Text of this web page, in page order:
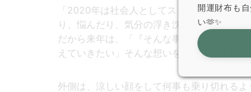
「2020年は社会人としてスタートした年
り、悩んだり、気分の浮き沈みが激しい一年
だから来年は、「『そんな事あったっけ？
えていきたい」そんな想いを色に込めました！
外側は、涼しい顔をして何事も乗り切れる
開運財布も
い🫶✨